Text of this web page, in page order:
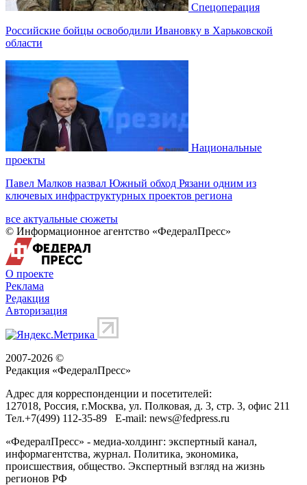
Спецоперация
Российские бойцы освободили Ивановку в Харьковской
области
Национальные
проекты
Павел Малков назвал Южный обход Рязани одним из
ключевых инфраструктурных проектов региона
все актуальные сюжеты
© Информационное агентство «ФедералПресс»
О проекте
Реклама
Редакция
Авторизация
2007-2026 ©
Редакция «ФедералПресс»
Адрес для корреспонденции и посетителей:
127018, Россия, г.Москва, ул. Полковая, д. 3, стр. 3, офис 211
Тел.+7(499) 112-35-89 E-mail: news@fedpress.ru
«ФедералПресс» - медиа-холдинг: экспертный канал,
информагентства, журнал. Политика, экономика,
происшествия, общество. Экспертный взгляд на жизнь
регионов РФ